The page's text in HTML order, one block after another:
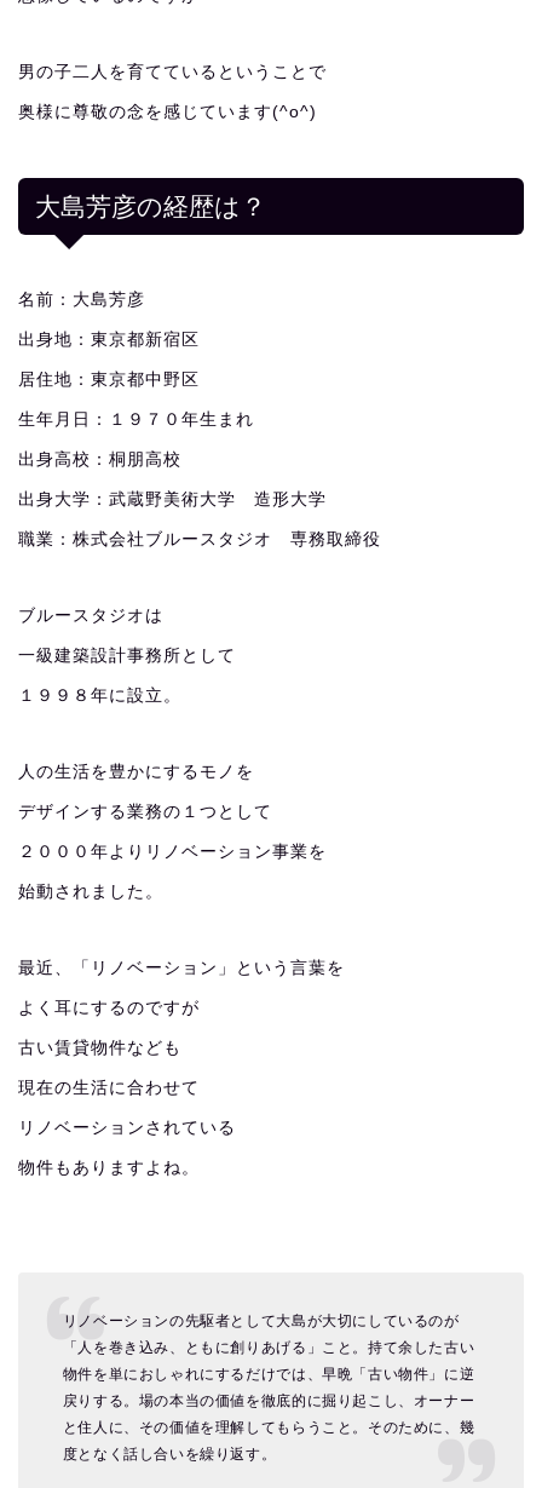
男の子二人を育てているということで
奥様に尊敬の念を感じています(^o^)
大島芳彦の経歴は？
名前：大島芳彦
出身地：東京都新宿区
居住地：東京都中野区
生年月日：１９７０年生まれ
出身高校：桐朋高校
出身大学：武蔵野美術大学 造形大学
職業：株式会社ブルースタジオ 専務取締役
ブルースタジオは
一級建築設計事務所として
１９９８年に設立。
人の生活を豊かにするモノを
デザインする業務の１つとして
２０００年よりリノベーション事業を
始動されました。
最近、「リノベーション」という言葉を
よく耳にするのですが
古い賃貸物件なども
現在の生活に合わせて
リノベーションされている
物件もありますよね。
リノベーションの先駆者として大島が大切にしているのが
「人を巻き込み、ともに創りあげる」こと。持て余した古い
物件を単におしゃれにするだけでは、早晩「古い物件」に逆
戻りする。場の本当の価値を徹底的に掘り起こし、オーナー
と住人に、その価値を理解してもらうこと。そのために、幾
度となく話し合いを繰り返す。